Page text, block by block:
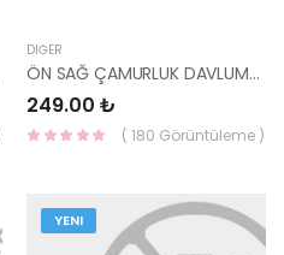
DIĞER
ÖN SAĞ ÇAMURLUK DAVLUMBAZ KAPAĞI RİO 86818-1W010-HMC
249.00 ₺
( 180 Görüntüleme )
YENI